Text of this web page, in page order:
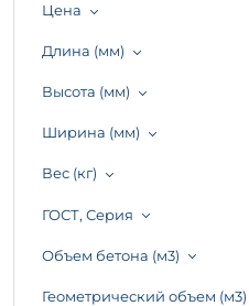
Цена
Длина (мм)
Высота (мм)
Ширина (мм)
Вес (кг)
ГОСТ, Серия
Объем бетона (м3)
Геометрический объем (м3)